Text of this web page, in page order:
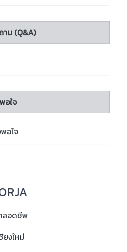
าม (Q&A)
อใจ
อใจ
ลอดชีพ
ยงใหม่